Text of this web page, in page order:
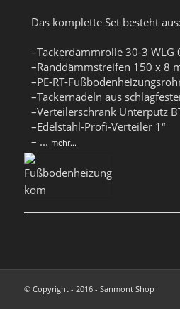
Das komplette Set besteht aus:
–Tackerdämmrolle 30-3
–Randdämmstreifen 150 x 8
–PE-RT-
–Tackernadeln aus
–Verteilerschrank Unterputz
–Edelstahl-Profi-Verteiler 1“
– ... mehr...
© Copyright - 2016 - Sanmont Shop